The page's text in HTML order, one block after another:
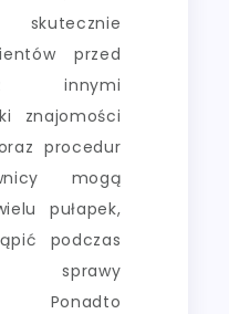
przed
innymi
znajomości
procedur
mogą
pułapek,
podczas
sprawy
Ponadto